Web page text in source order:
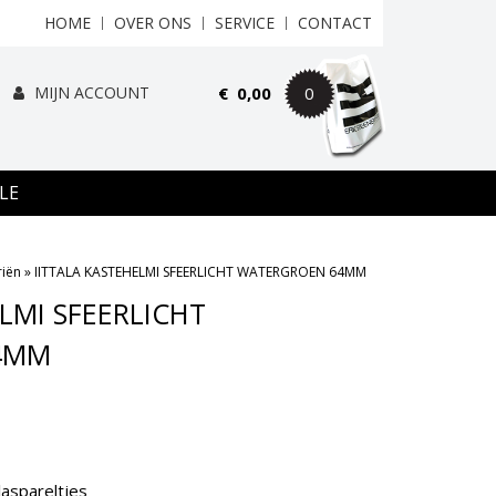
HOME OVER ONS SERVICE CONTACT
MIJN ACCOUNT € 0,00 0
»IITTALA KASTEHELMI SFEERLICHT WATERGROEN 64MM
SFEERLICHT